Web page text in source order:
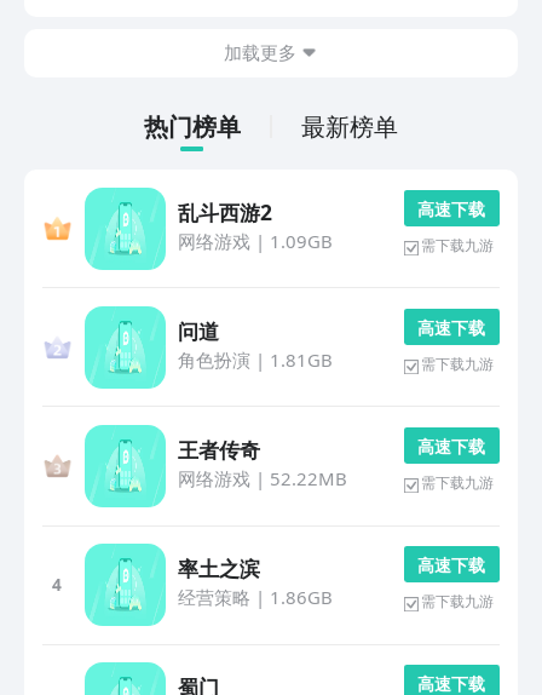
加载更多
热门榜单 最新榜单
乱斗西游2
网络游戏| 1.09GB
高 速 下 载
需下载九游
问道
角色扮演 | 1.81GB
高 速 下 载
需下载九游
王者传奇
网络游戏| 52.22MB
高 速 下 载
需下载九游
4
率土之滨
经营策略 | 1.86GB
高 速 下 载
需下载九游
蜀门 高 速 下 载